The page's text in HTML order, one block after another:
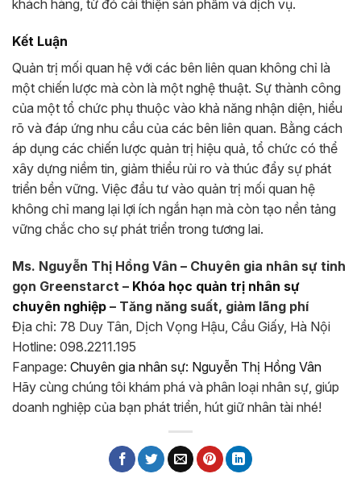
khách hàng, từ đó cải thiện sản phẩm và dịch vụ.
Kết Luận
Quản trị mối quan hệ với các bên liên quan không chỉ là
một chiến lược mà còn là một nghệ thuật. Sự thành công
của một tổ chức phụ thuộc vào khả năng nhận diện, hiểu
rõ và đáp ứng nhu cầu của các bên liên quan. Bằng cách
áp dụng các chiến lược quản trị hiệu quả, tổ chức có thể
xây dựng niềm tin, giảm thiểu rủi ro và thúc đẩy sự phát
triển bền vững. Việc đầu tư vào quản trị mối quan hệ
không chỉ mang lại lợi ích ngắn hạn mà còn tạo nền tảng
vững chắc cho sự phát triển trong tương lai.
Ms. Nguyễn Thị Hồng Vân – Chuyên gia nhân sự tinh
gọn Greenstarct – Khóa học quản trị nhân sự
chuyên nghiệp – Tăng năng suất, giảm lãng phí
Địa chỉ: 78 Duy Tân, Dịch Vọng Hậu, Cầu Giấy, Hà Nội
Hotline: 098.2211.195
Fanpage: Chuyên gia nhân sự: Nguyễn Thị Hồng Vân
Hãy cùng chúng tôi khám phá và phân loại nhân sự, giúp
doanh nghiệp của bạn phát triển, hút giữ nhân tài nhé!